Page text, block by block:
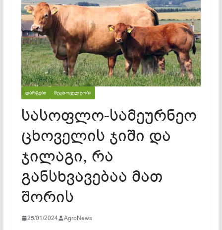
ᲓᲐᲠᲒᲔᲑᲘ ᲛᲔᲪᲮᲝᲕᲔᲚᲔᲝᲑᲐ
სასოფლო-სამეურნეო
ცხოველის ჯიში და
ჯილაგი, რა
განსხვავებაა მათ
შორის
25/01/2024 AgroNews